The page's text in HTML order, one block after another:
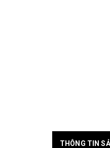
THÔNG TIN